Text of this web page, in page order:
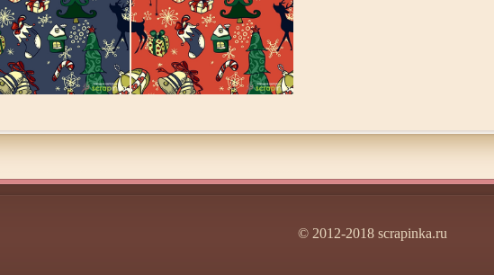
© 2012-2018 scrapinka.ru